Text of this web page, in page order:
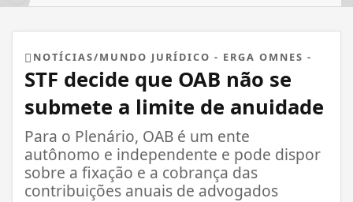
NOTÍCIAS/MUNDO JURÍDICO - ERGA OMNES -
STF decide que OAB não se
submete a limite de anuidade
Para o Plenário, OAB é um ente
autônomo e independente e pode dispor
sobre a fixação e a cobrança das
contribuições anuais de advogados